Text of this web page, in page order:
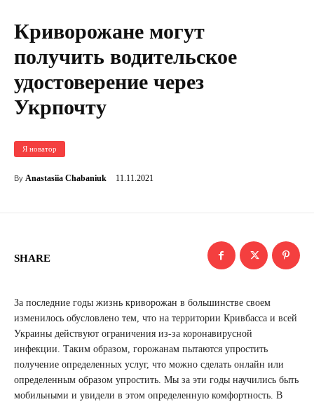
Криворожане могут
получить водительское
удостоверение через
Укрпочту
Я новатор
By Anastasiia Chabaniuk 11.11.2021
SHARE
За последние годы жизнь криворожан в большинстве своем
изменилось обусловлено тем, что на территории Кривбасса и всей
Украины действуют ограничения из-за коронавирусной
инфекции. Таким образом, горожанам пытаются упростить
получение определенных услуг, что можно сделать онлайн или
определенным образом упростить. Мы за эти годы научились быть
мобильными и увидели в этом определенную комфортность. В